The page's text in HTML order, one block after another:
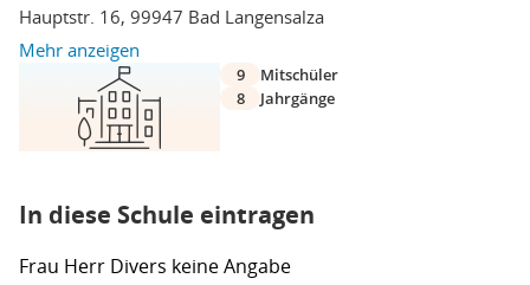
Hauptstr. 16, 99947 Bad Langensalza
Mehr anzeigen
9
Mitschüler
8
Jahrgänge
In diese Schule eintragen
Frau Herr Divers keine Angabe